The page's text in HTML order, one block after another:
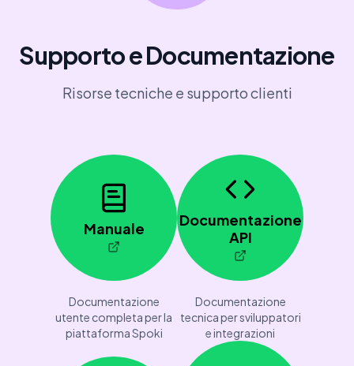
Supporto e Documentazione
Risorse tecniche e supporto clienti
Manuale
Documentazione
utente completa per la
piattaforma Spoki
Documentazione
API
Documentazione
tecnica per sviluppatori
e integrazioni